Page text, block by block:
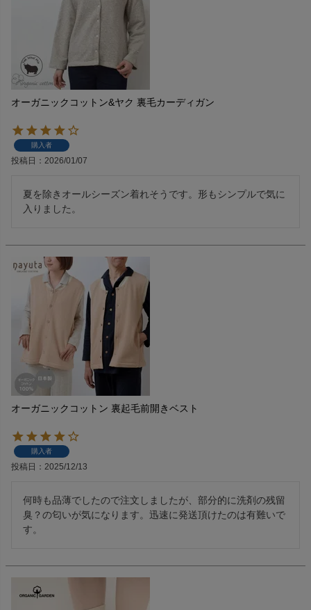
オーガニックコットン&ヤク 裏毛カーディガン
購入者
投稿日 2026/01/07
夏を除きオールシーズン着れそうです。形もシンプルで気に
入りました。
オーガニックコットン 裏起毛前開きベスト
購入者
投稿日 2025/12/13
何時も品薄でしたので注文しましたが、部分的に洗剤の残留
臭？の匂いが気になります。迅速に発送頂けたのは有難いで
す。